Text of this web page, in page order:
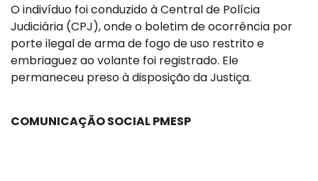
O indivíduo foi conduzido à Central de Polícia
Judiciária (CPJ), onde o boletim de ocorrência por
porte ilegal de arma de fogo de uso restrito e
embriaguez ao volante foi registrado. Ele
permaneceu preso à disposição da Justiça.
COMUNICAÇÃO SOCIAL PMESP